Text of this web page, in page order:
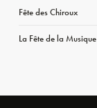
Fête des Chiroux
La Fête de la Musique